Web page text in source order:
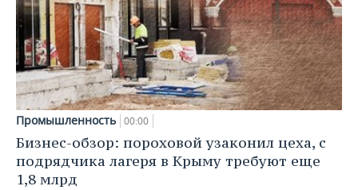
Промышленность 00:00
Бизнес-обзор: пороховой узаконил цеха, с
подрядчика лагеря в Крыму требуют еще
1,8 млрд